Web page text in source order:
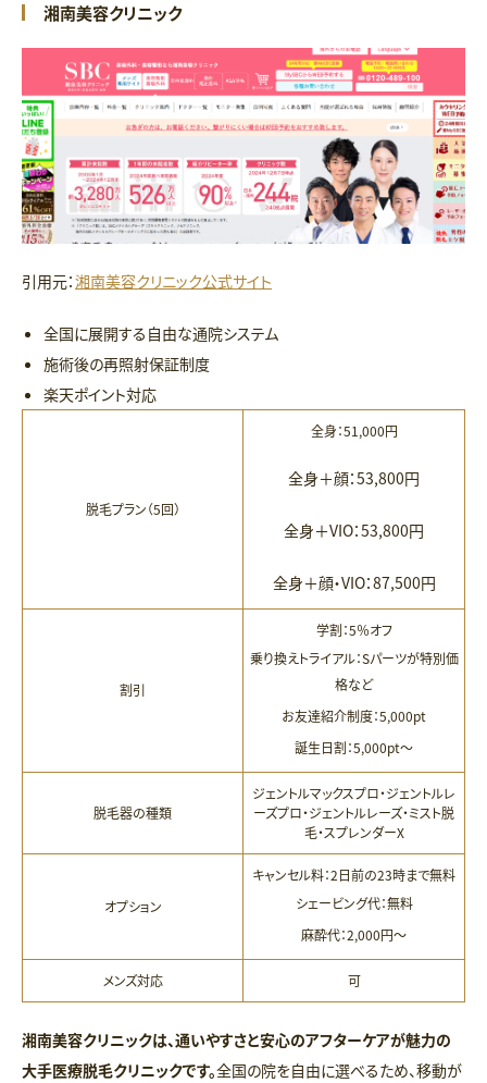
湘南美容クリニック
引用元：湘南美容クリニック公式サイト
全国に展開する自由な通院システム
施術後の再照射保証制度
楽天ポイント対応
脱毛プラン（5回）
全身：51,000円
全身＋顔：53,800円
全身＋VIO：53,800円
全身＋顔・VIO：87,500円
割引
学割：5％オフ
乗り換えトライアル：Sパーツが特別価
格など
お友達紹介制度：5,000pt
誕生日割：5,000pt～
脱毛器の種類
ジェントルマックスプロ・ジェントルレ
ーズプロ・ジェントルレーズ・ミスト脱
毛・スプレンダーX
オプション
キャンセル料：2日前の23時まで無料
シェービング代：無料
麻酔代：2,000円～
メンズ対応 可
湘南美容クリニックは、通いやすさと安心のアフターケアが魅力の
大手医療脱毛クリニックです。全国の院を自由に選べるため、移動が